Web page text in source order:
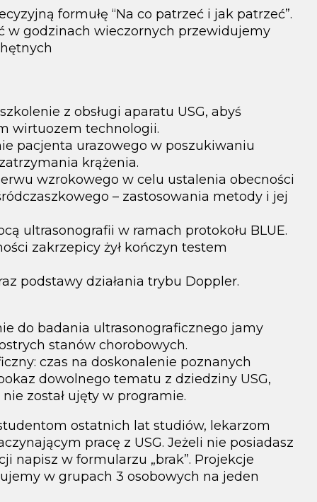
formułę “Na co patrzeć i jak patrzeć”.
w godzinach wieczornych przewidujemy
z obsługi aparatu USG, abyś
wirtuozem technologii.
pacjenta urazowego w poszukiwaniu
krążenia.
wzrokowego w celu ustalenia obecności
– zastosowania metody i jej
ultrasonografii w ramach protokołu BLUE.
zakrzepicy żył kończyn testem
podstawy działania trybu Doppler.
do badania ultrasonograficznego jamy
stanów chorobowych.
czas na doskonalenie poznanych
dowolnego tematu z dziedziny USG,
został ujęty w programie.
ostatnich lat studiów, lekarzom
pracę z USG. Jeżeli nie posiadasz
napisz w formularzu „brak”. Projekcje
w grupach 3 osobowych na jeden